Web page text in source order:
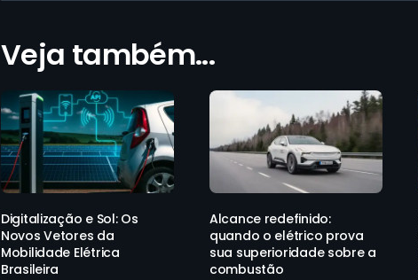
Veja também...
Digitalização e Sol: Os
Novos Vetores da
Mobilidade Elétrica
Brasileira
Alcance redefinido:
quando o elétrico prova
sua superioridade sobre a
combustão